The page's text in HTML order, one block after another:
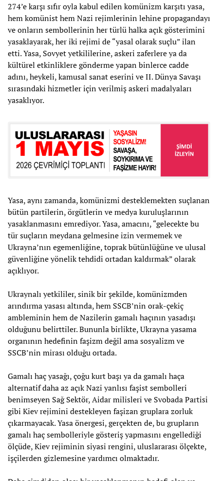
274’e karşı sıfır oyla kabul edilen komünizm karşıtı yasa,
hem komünist hem Nazi rejimlerinin lehine propagandayı
ve onların sembollerinin her türlü halka açık gösterimini
yasaklayarak, her iki rejimi de “yasal olarak suçlu” ilan
etti. Yasa, Sovyet yetkililerine, askeri zaferlere ya da
kültürel etkinliklere gönderme yapan binlerce cadde
adını, heykeli, kamusal sanat eserini ve II. Dünya Savaşı
sırasındaki hizmetler için verilmiş askeri madalyaları
yasaklıyor.
Yasa, aynı zamanda, komünizmi desteklemekten suçlanan
bütün partilerin, örgütlerin ve medya kuruluşlarının
yasaklanmasını emrediyor. Yasa, amacını, “gelecekte bu
tür suçların meydana gelmesine izin vermemek ve
Ukrayna’nın egemenliğine, toprak bütünlüğüne ve ulusal
güvenliğine yönelik tehdidi ortadan kaldırmak” olarak
açıklıyor.
Ukraynalı yetkililer, sinik bir şekilde, komünizmden
arındırma yasası altında, hem SSCB’nin orak-çekiç
ambleminin hem de Nazilerin gamalı haçının yasadışı
olduğunu belirttiler. Bununla birlikte, Ukrayna yasama
organının hedefinin faşizm değil ama sosyalizm ve
SSCB’nin mirası olduğu ortada.
Gamalı haç yasağı, çoğu kurt başı ya da gamalı haça
alternatif daha az açık Nazi yanlısı faşist sembolleri
benimseyen Sağ Sektör, Aidar milisleri ve Svobada Partisi
gibi Kiev rejimini destekleyen faşizan gruplara zorluk
çıkarmayacak. Yasa önergesi, gerçekten de, bu grupların
gamalı haç sembolleriyle gösteriş yapmasını engellediği
ölçüde, Kiev rejiminin siyasi rengini, uluslararası ölçekte,
işçilerden gizlemesine yardımcı olmaktadır.